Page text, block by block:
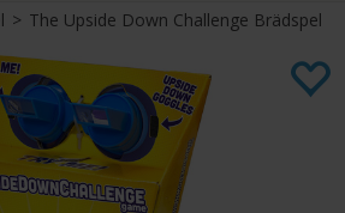
>The Upside Down Challenge Brädspel